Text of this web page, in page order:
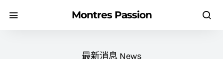
Montres Passion
最新消息 News